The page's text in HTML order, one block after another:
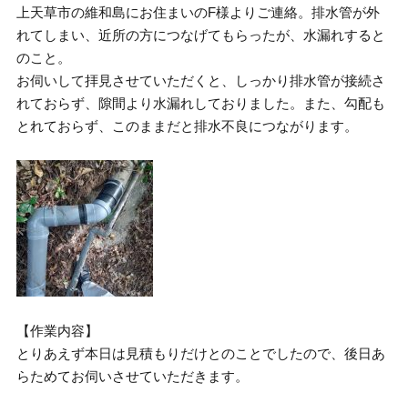
上天草市の維和島にお住まいのF様よりご連絡。排水管が外
れてしまい、近所の方につなげてもらったが、水漏れすると
のこと。
お伺いして拝見させていただくと、しっかり排水管が接続さ
れておらず、隙間より水漏れしておりました。また、勾配も
とれておらず、このままだと排水不良につながります。
【作業内容】
とりあえず本日は見積もりだけとのことでしたので、後日あ
らためてお伺いさせていただきます。